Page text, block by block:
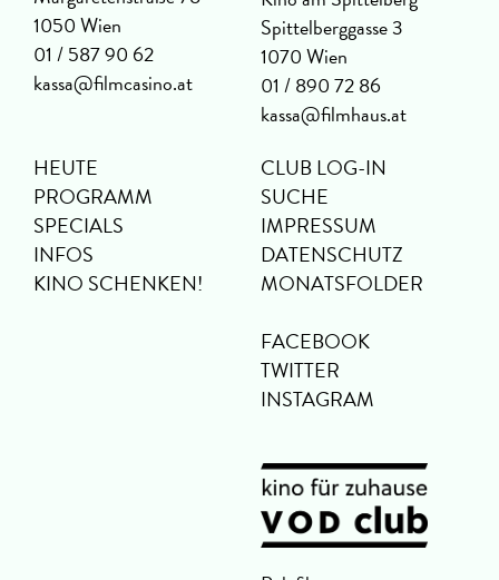
1050 Wien
01 / 587 90 62
kassa@filmcasino.at
Spittelberggasse 3
1070 Wien
01 / 890 72 86
kassa@filmhaus.at
HEUTE
PROGRAMM
SPECIALS
INFOS
KINO SCHENKEN!
CLUB LOG-IN
SUCHE
IMPRESSUM
DATENSCHUTZ
MONATSFOLDER
FACEBOOK
TWITTER
INSTAGRAM